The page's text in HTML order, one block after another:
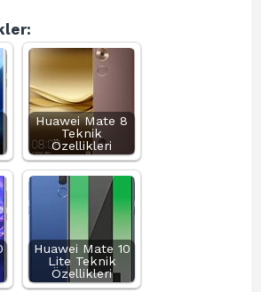
Huawei Mate 8
Teknik
Özellikleri
Huawei Mate 10
Lite Teknik
Özellikleri